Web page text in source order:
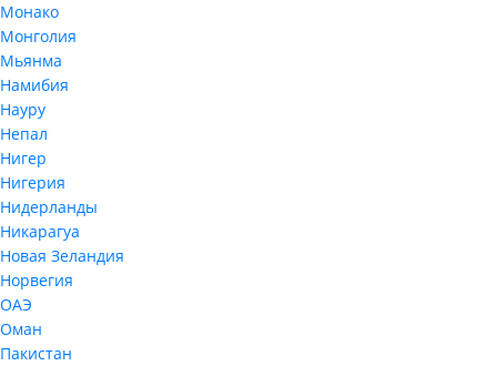
Монако
Монголия
Мьянма
Намибия
Науру
Непал
Нигер
Нигерия
Нидерланды
Никарагуа
Новая Зеландия
Норвегия
ОАЭ
Оман
Пакистан